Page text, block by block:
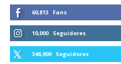
60,813 Fans
10,000 Seguidores
346,900 Seguidores